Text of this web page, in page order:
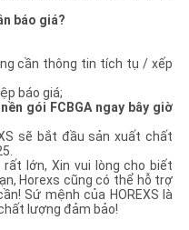
báo giá?
cần thông tin tích tụ / xếp
báo giá;
gói FCBGA ngay bây giờ
sẽ bắt đầu sản xuất chất
rất lớn, Xin vui lòng cho biết
Horexs cũng có thể hỗ trợ
Sứ mệnh của HOREXS là
lượng đảm bảo!